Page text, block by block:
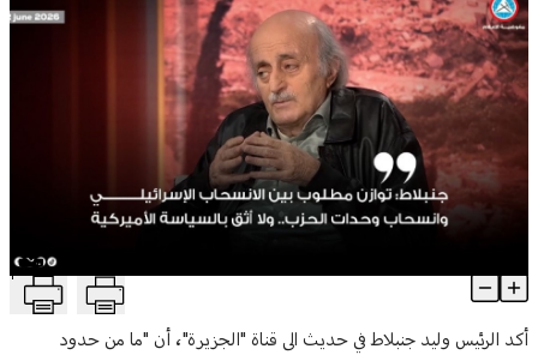
ثقافة ومجتمع
منوعات
ابحث
جنبلاط: توازن مطلوب بين الانسحاب الإسرائيلي وانسحاب وحدات T
Article Content
أكد الرئيس وليد جنبلاط في حديث الى قناة "الجزيرة"، أن "ما من حدود